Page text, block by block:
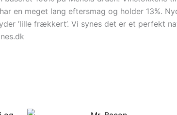
meget lang eftersmag og holder 13%.
’lille frækkert’. Vi synes det er et perfekt